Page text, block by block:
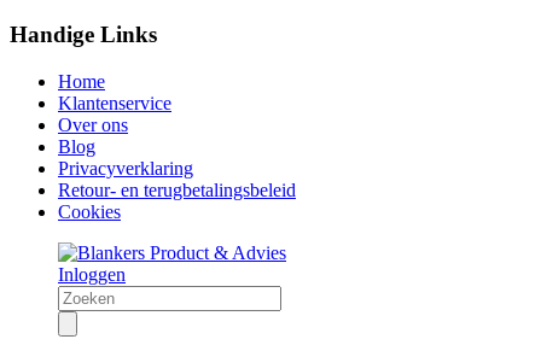
Handige Links
Home
Klantenservice
Over ons
Blog
Privacyverklaring
Retour- en terugbetalingsbeleid
Cookies
Inloggen